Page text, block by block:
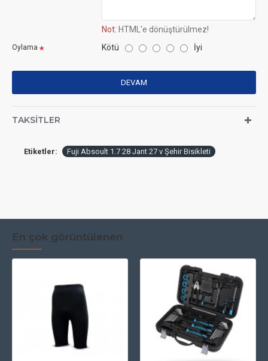
Not: HTML'e dönüştürülmez!
Oylama Kötü İyi
DEVAM
TAKSITLER
Etiketler: Fuji Absoult 1.7 28 Jant 27 v Şehir Bisikleti
En çok görüntülenen